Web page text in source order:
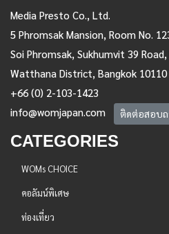
Media Presto Co., Ltd.
5 Phromsak Mansion, Room No.
Soi Phromsak, Sukhumvit 39
Watthana District, Bangkok 10110
+66 (0) 2-103-1423
info@womjapan.com
ติดต่อสอบถ
CATEGORIES
WOMs CHOICE
คอลัมน์พิเศษ
ท่องเที่ยว